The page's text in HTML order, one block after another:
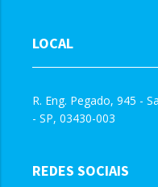
LOCAL
R. Eng. Pegado, 945 -
- SP, 03430-003
REDES SOCIAIS